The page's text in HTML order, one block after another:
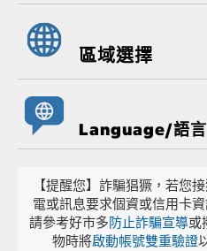
區域選擇
Language/語言
【提醒您】詐騙猖獗，若您
電或訊息要求個資或信用卡
請參考好市多防止詐騙宣導或
物時將啟動帳號雙重驗證